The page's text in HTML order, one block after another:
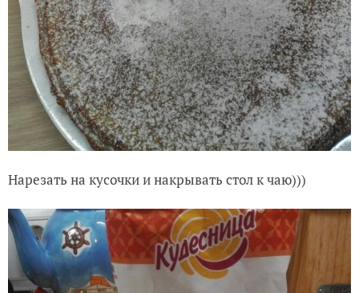
Нарезать на кусочки и накрывать стол к чаю)))